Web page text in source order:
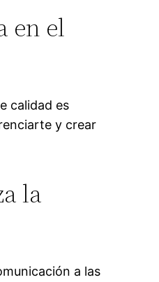
en el
calidad es
y crear
la
a las